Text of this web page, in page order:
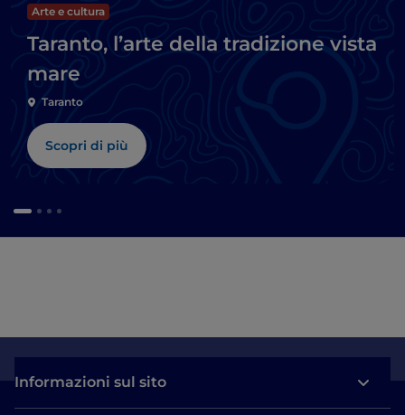
Arte e cultura
Taranto, l’arte della tradizione vista
mare
Taranto
Scopri di più
Informazioni sul sito